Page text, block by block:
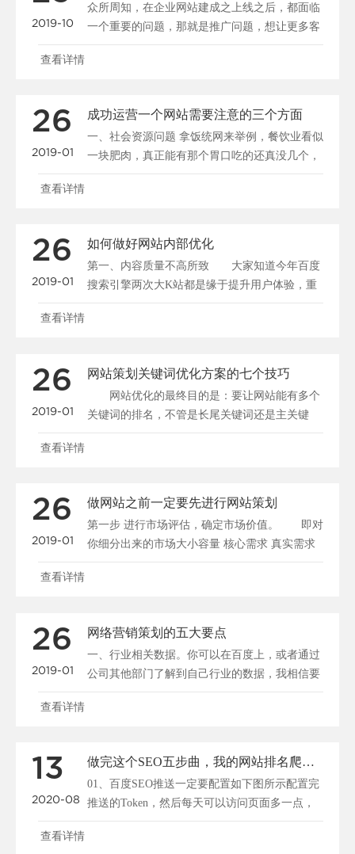
2019-10
众所周知，在企业网站建成之上线之后，都面临
一个重要的问题，那就是推广问题，想让更多客
户在网上能够看到......
查看详情
26
2019-01
成功运营一个网站需要注意的三个方面
一、社会资源问题 拿饭统网来举例，餐饮业看似
一块肥肉，真正能有那个胃口吃的还真没几个，
有人说2......
查看详情
26
2019-01
如何做好网站内部优化
第一、内容质量不高所致 大家知道今年百度
搜索引擎两次大K站都是缘于提升用户体验，重
点打击的对像就是......
查看详情
26
2019-01
网站策划关键词优化方案的七个技巧
网站优化的最终目的是：要让网站能有多个
关键词的排名，不管是长尾关键词还是主关键
词，能有多个网站页......
查看详情
26
2019-01
做网站之前一定要先进行网站策划
第一步 进行市场评估，确定市场价值。 即对
你细分出来的市场大小容量 核心需求 真实需求
用户行为......
查看详情
26
2019-01
网络营销策划的五大要点
一、行业相关数据。你可以在百度上，或者通过
公司其他部门了解到自己行业的数据，我相信要
得到自己行业去年......
查看详情
13
2020-08
做完这个SEO五步曲，我的网站排名爬到了百度第一名！
01、百度SEO推送一定要配置如下图所示配置完
推送的Token，然后每天可以访问页面多一点，
每个页面......
查看详情